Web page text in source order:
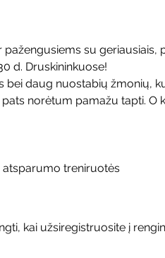
su geriausiais,
d. Druskininkuose!
daug nuostabių žmonių,
norėtum pamažu tapti. O
atsparumo treniruotės
kai užsiregistruosite į